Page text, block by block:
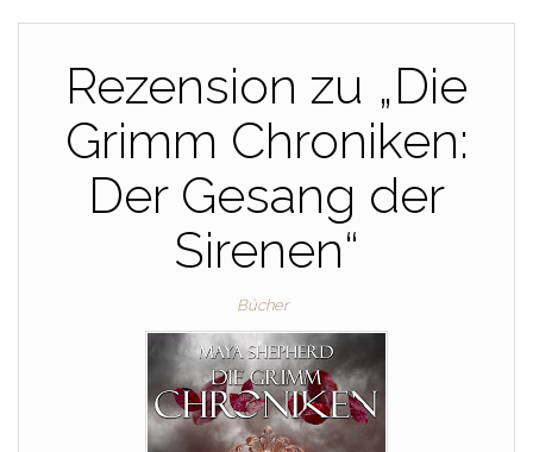
Rezension zu „Die
Grimm Chroniken:
Der Gesang der
Sirenen“
Bücher